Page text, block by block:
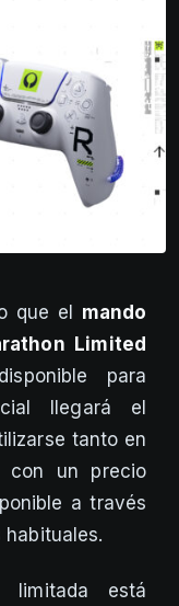
que el mando
Limited
para
llegará el
tanto en
con un precio
a través
limitada está